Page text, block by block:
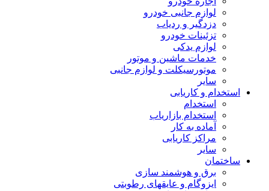
لوازم جانبی خودرو
دزدگیر و ردیاب
تزئینات خودرو
لوازم یدکی
خدمات ماشین و موتور
موتورسیکلت و لوازم جانبی
سایر
استخدام و کاریابی
استخدام
استخدام بازاریاب
آماده به کار
مراکز کاریابی
سایر
ساختمان
برق و هوشمند سازی
ایزوگام و عایقهای رطوبتی